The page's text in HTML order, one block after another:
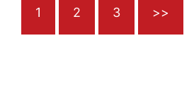
1 2 3 >>